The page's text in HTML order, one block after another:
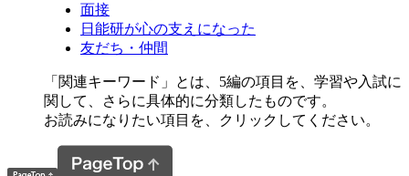
面接
日能研が心の支えになった
友だち・仲間
「関連キーワード」とは、5編の項目を、学習や入試に
関して、さらに具体的に分類したものです。
お読みになりたい項目を、クリックしてください。